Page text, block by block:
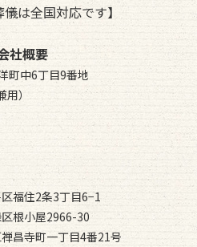
儀は全国対応です】
社概要
町中6丁目9番地
）
福住2条3丁目6−1
根小屋2966-30
昌寺町一丁目4番21号